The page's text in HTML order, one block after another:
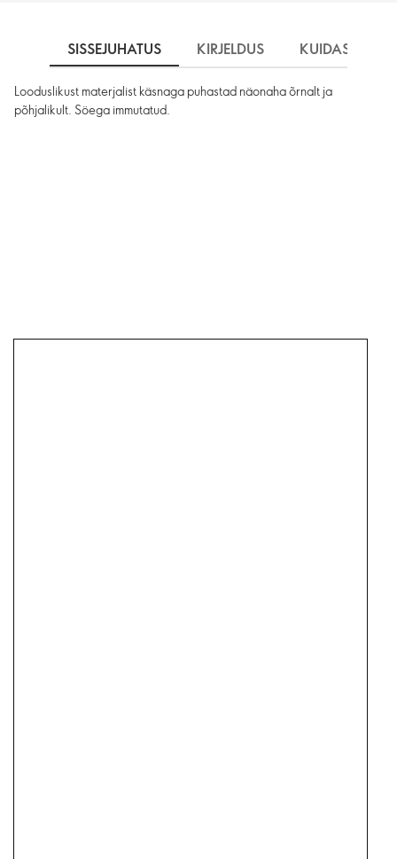
SISSEJUHATUS KIRJELDUS KUIDAS
Looduslikust materjalist käsnaga puhastad näonaha õrnalt ja
põhjalikult. Söega immutatud.